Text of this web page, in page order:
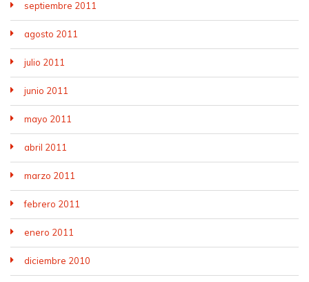
septiembre 2011
agosto 2011
julio 2011
junio 2011
mayo 2011
abril 2011
marzo 2011
febrero 2011
enero 2011
diciembre 2010